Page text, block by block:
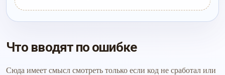
Что вводят по ошибке
Сюда имеет смысл смотреть только если код не сработал или